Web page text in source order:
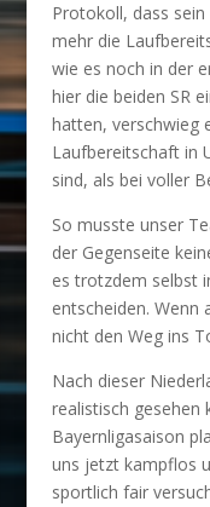
Protokoll, dass
mehr die
wie es noch in der
hier die beiden SR
hatten, verschwieg
Laufbereitschaft in
sind, als bei voller
So musste unser
der Gegenseite
es trotzdem selbst
entscheiden. Wenn
nicht den Weg ins
Nach dieser
realistisch gesehen
Bayernligasaison
uns jetzt kampflos
sportlich fair